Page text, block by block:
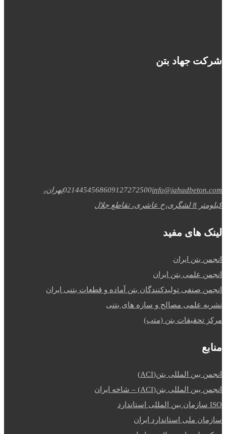
شرکت جهاد بتن
0214454568609127272500info@jahadbeton.com
تهران،
کیلومتر 8 لشگری،خ عاشری، تقاطع جلال
لینک های مفید
انجمن بتن ایران
انجمن علمی بتن ایران
انجمن صنفی تولیدکنندگان بتن آماده و قطعات بتنی ایران
نشریه علمی مصالح و سازه های بتنی
مرکز تحقیقات بتن (متب)
منابع
انجمن بین المللی بتن(ACI)
انجمن بین المللی بتن(ACI) – شاخه ایران
ISO سازمان بین المللی استاندارد
سازمان ملی استاندارد ایران